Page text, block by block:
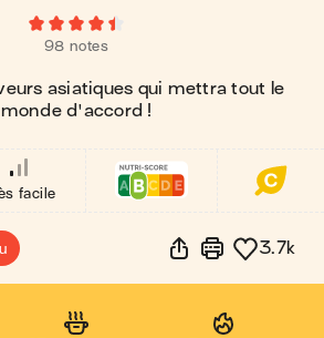
98 notes
asiatiques qui mettra tout le
monde d'accord !
facile
3.7k